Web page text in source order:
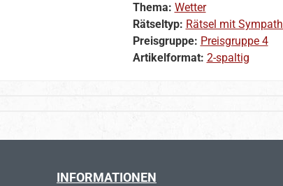
Thema: Wetter
Rätseltyp: Rätsel mit
Preisgruppe: Preisgruppe 4
Artikelformat: 2-spaltig
INFORMATIONEN